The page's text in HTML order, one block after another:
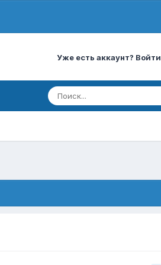
Уже есть аккаунт? Войти